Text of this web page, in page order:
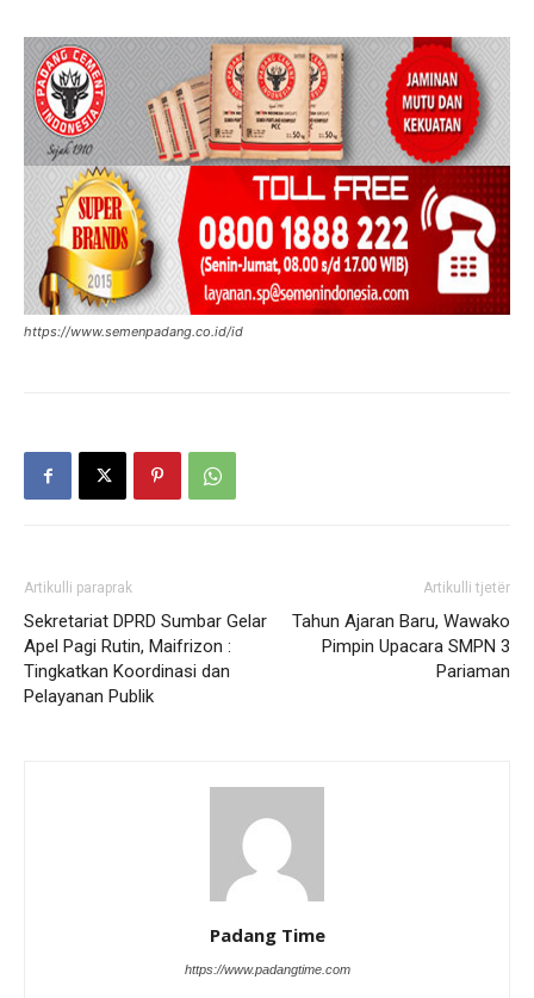
https://www.semenpadang.co.id/id
Artikulli paraprak
Sekretariat DPRD Sumbar Gelar
Apel Pagi Rutin, Maifrizon :
Tingkatkan Koordinasi dan
Pelayanan Publik
Artikulli tjetër
Tahun Ajaran Baru, Wawako
Pimpin Upacara SMPN 3
Pariaman
Padang Time
https://www.padangtime.com